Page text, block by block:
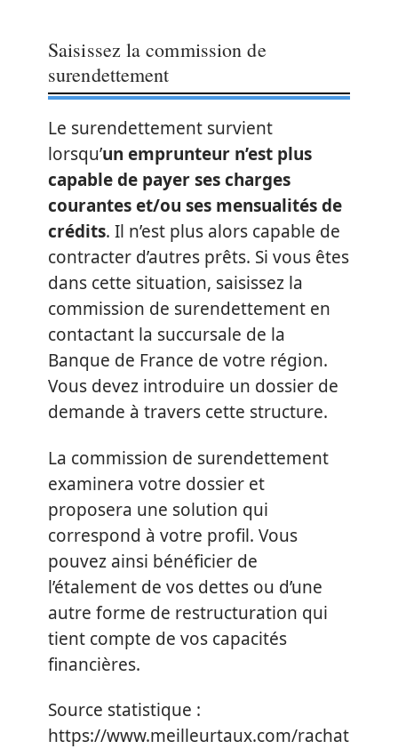
Saisissez la commission de
surendettement
Le surendettement survient
lorsqu’un emprunteur n’est plus
capable de payer ses charges
courantes et/ou ses mensualités de
crédits. Il n’est plus alors capable de
contracter d’autres prêts. Si vous êtes
dans cette situation, saisissez la
commission de surendettement en
contactant la succursale de la
Banque de France de votre région.
Vous devez introduire un dossier de
demande à travers cette structure.
La commission de surendettement
examinera votre dossier et
proposera une solution qui
correspond à votre profil. Vous
pouvez ainsi bénéficier de
l’étalement de vos dettes ou d’une
autre forme de restructuration qui
tient compte de vos capacités
financières.
Source statistique :
https://www.meilleurtaux.com/rachat